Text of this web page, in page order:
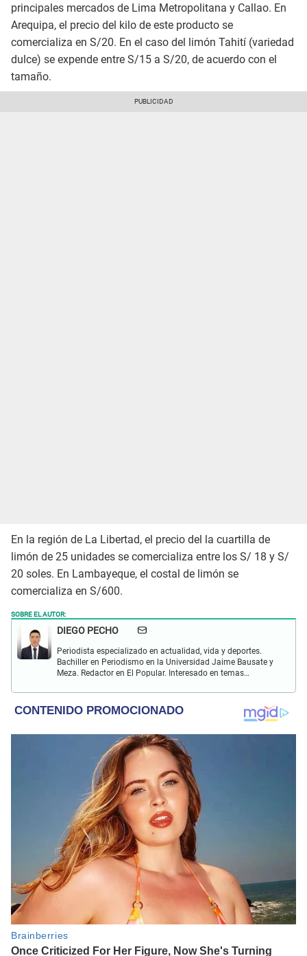
principales mercados de Lima Metropolitana y Callao. En
Arequipa, el precio del kilo de este producto se
comercializa en S/20. En el caso del limón Tahití (variedad
dulce) se expende entre S/15 a S/20, de acuerdo con el
tamaño.
En la región de La Libertad, el precio del la cuartilla de
limón de 25 unidades se comercializa entre los S/ 18 y S/
20 soles. En Lambayeque, el costal de limón se
comercializa en S/600.
SOBRE EL AUTOR:
DIEGO PECHO
Periodista especializado en actualidad, vida y deportes.
Bachiller en Periodismo en la Universidad Jaime Bausate y
Meza. Redactor en El Popular. Interesado en temas
internacional, trucos caseros y educación.